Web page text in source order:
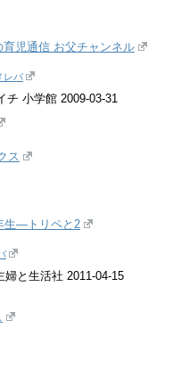
育児通信 お父チャンネル
レバ
チ 小学館 2009-03-31
ス
生―トリペと2
婦と生活社 2011-04-15